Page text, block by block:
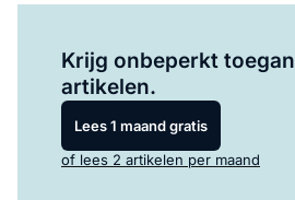
Krijg onbeperkt
artikelen.
Lees 1 maand gratis
of lees 2 artikelen per maand